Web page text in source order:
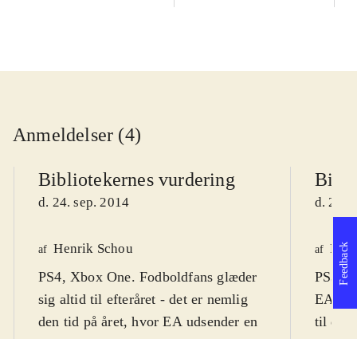
Anmeldelser (4)
Bibliotekernes vurdering
d. 24. sep. 2014
af Henrik Schou
PS4, Xbox One. Fodboldfans glæder
sig altid til efteråret - det er nemlig
den tid på året, hvor EA udsender en
d. 24.
af
PS3,
EA's
til den
Feedback